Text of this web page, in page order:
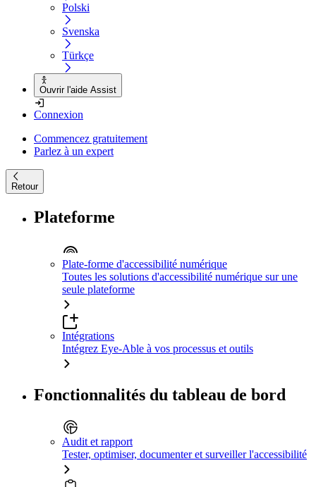
Polski
Svenska
Türkçe
Ouvrir l'aide Assist
Connexion
Commencez gratuitement
Parlez à un expert
Retour
Plateforme
Plate-forme d'accessibilité numérique
Toutes les solutions d'accessibilité numérique sur une
seule plateforme
Intégrations
Intégrez Eye-Able à vos processus et outils
Fonctionnalités du tableau de bord
Audit et rapport
Tester, optimiser, documenter et surveiller l'accessibilité